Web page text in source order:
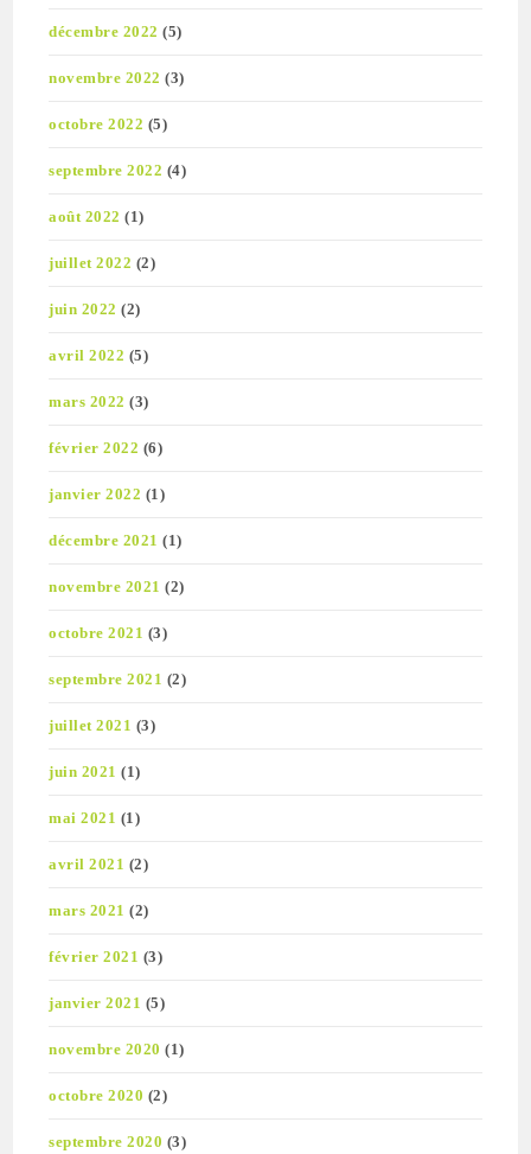
décembre 2022 (5)
novembre 2022 (3)
octobre 2022 (5)
septembre 2022 (4)
août 2022 (1)
juillet 2022 (2)
juin 2022 (2)
avril 2022 (5)
mars 2022 (3)
février 2022 (6)
janvier 2022 (1)
décembre 2021 (1)
novembre 2021 (2)
octobre 2021 (3)
septembre 2021 (2)
juillet 2021 (3)
juin 2021 (1)
mai 2021 (1)
avril 2021 (2)
mars 2021 (2)
février 2021 (3)
janvier 2021 (5)
novembre 2020 (1)
octobre 2020 (2)
septembre 2020 (3)